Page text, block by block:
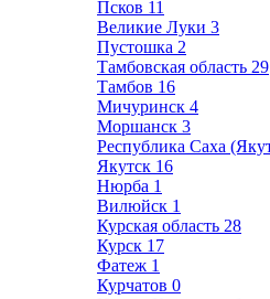
Псков 11
Великие Луки 3
Пустошка 2
Тамбовская область 29
Тамбов 16
Мичуринск 4
Моршанск 3
Республика Саха
Якутск 16
Нюрба 1
Вилюйск 1
Курская область 28
Курск 17
Фатеж 1
Курчатов 0